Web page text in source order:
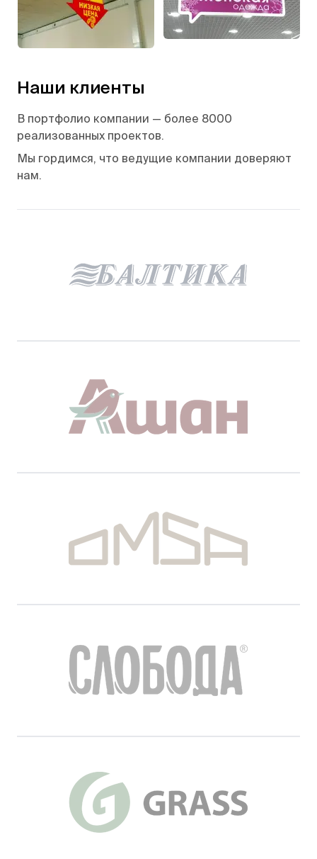
Наши клиенты
В портфолио компании — более 8000
реализованных проектов.
Мы гордимся, что ведущие компании доверяют
нам.